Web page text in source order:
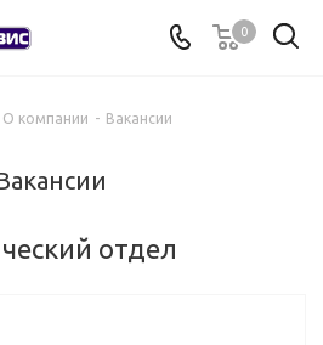
0
О компании - Вакансии
отдел